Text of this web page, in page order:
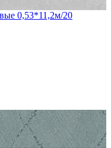
0,53*11,2м/20